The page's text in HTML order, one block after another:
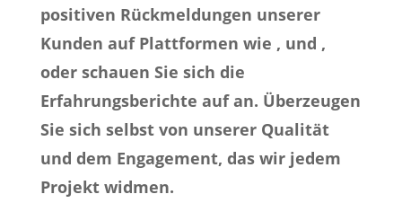
positiven Rückmeldungen unserer
Kunden auf Plattformen wie , und ,
oder schauen Sie sich die
Erfahrungsberichte auf an. Überzeugen
Sie sich selbst von unserer Qualität
und dem Engagement, das wir jedem
Projekt widmen.